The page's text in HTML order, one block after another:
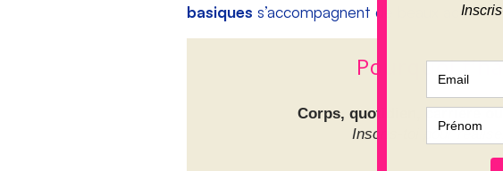
basiques s’accompagnent de beaux